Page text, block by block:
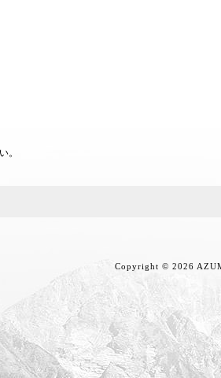
。
Copyright © 2026